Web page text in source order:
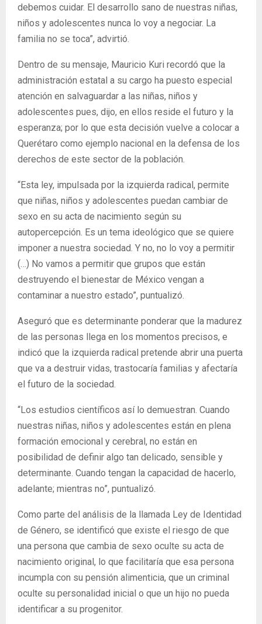
debemos cuidar. El desarrollo sano de nuestras niñas,
niños y adolescentes nunca lo voy a negociar. La
familia no se toca”, advirtió.
Dentro de su mensaje, Mauricio Kuri recordó que la
administración estatal a su cargo ha puesto especial
atención en salvaguardar a las niñas, niños y
adolescentes pues, dijo, en ellos reside el futuro y la
esperanza; por lo que esta decisión vuelve a colocar a
Querétaro como ejemplo nacional en la defensa de los
derechos de este sector de la población.
“Esta ley, impulsada por la izquierda radical, permite
que niñas, niños y adolescentes puedan cambiar de
sexo en su acta de nacimiento según su
autopercepción. Es un tema ideológico que se quiere
imponer a nuestra sociedad. Y no, no lo voy a permitir
(…) No vamos a permitir que grupos que están
destruyendo el bienestar de México vengan a
contaminar a nuestro estado”, puntualizó.
Aseguró que es determinante ponderar que la madurez
de las personas llega en los momentos precisos, e
indicó que la izquierda radical pretende abrir una puerta
que va a destruir vidas, trastocaría familias y afectaría
el futuro de la sociedad.
“Los estudios científicos así lo demuestran. Cuando
nuestras niñas, niños y adolescentes están en plena
formación emocional y cerebral, no están en
posibilidad de definir algo tan delicado, sensible y
determinante. Cuando tengan la capacidad de hacerlo,
adelante; mientras no”, puntualizó.
Como parte del análisis de la llamada Ley de Identidad
de Género, se identificó que existe el riesgo de que
una persona que cambia de sexo oculte su acta de
nacimiento original, lo que facilitaría que esa persona
incumpla con su pensión alimenticia, que un criminal
oculte su personalidad inicial o que un hijo no pueda
identificar a su progenitor.